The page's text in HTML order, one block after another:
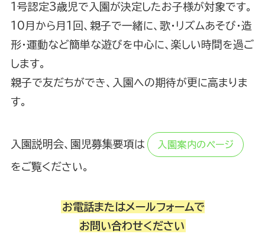
1号認定3歳児で入園が決定したお子様が対象です。
10月から月1回、親子で一緒に、歌・リズムあそび・造
形・運動など簡単な遊びを中心に、楽しい時間を過ご
します。
親子で友だちができ、入園への期待が更に高まりま
す。
入園説明会、園児募集要項は 入園案内のページ
をご覧ください。
お電話またはメールフォームで
お問い合わせください